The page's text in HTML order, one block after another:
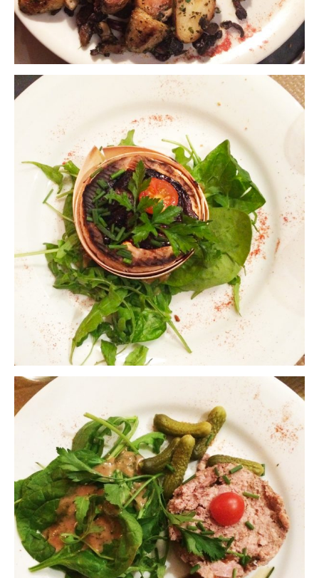
Baie d’Halong
Hanoi
Mu Cang Chai
Ninh Binh
Quy Nhon
EUROPE
France
La Réunion
Paris
Poitou
Saint-Malo
Vendée
Allemagne
Berlin
Munich
Danemark
Copenhague